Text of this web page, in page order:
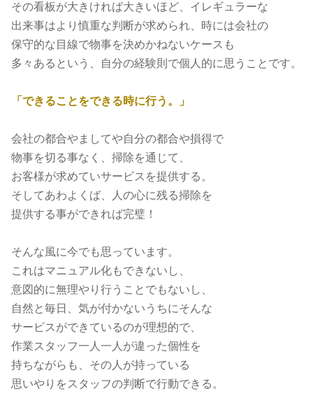
その看板が大きければ大きいほど、イレギュラーな
出来事はより慎重な判断が求められ、時には会社の
保守的な目線で物事を決めかねないケースも
多々あるという、自分の経験則で個人的に思うことです。
「できることをできる時に行う。」
会社の都合やましてや自分の都合や損得で
物事を切る事なく、掃除を通じて、
お客様が求めていサービスを提供する。
そしてあわよくば、人の心に残る掃除を
提供する事ができれば完璧！
そんな風に今でも思っています。
これはマニュアル化もできないし、
意図的に無理やり行うことでもないし、
自然と毎日、気が付かないうちにそんな
サービスができているのが理想的で、
作業スタッフ一人一人が違った個性を
持ちながらも、その人が持っている
思いやりをスタッフの判断で行動できる。